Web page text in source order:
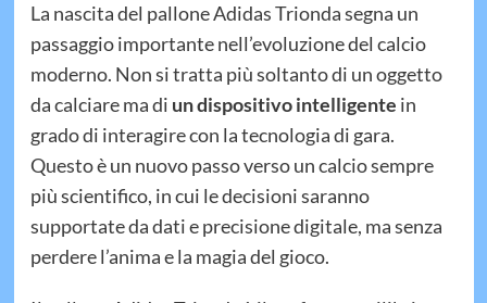
La nascita del pallone Adidas Trionda segna un
passaggio importante nell’evoluzione del calcio
moderno. Non si tratta più soltanto di un oggetto
da calciare ma di un dispositivo intelligente in
grado di interagire con la tecnologia di gara.
Questo è un nuovo passo verso un calcio sempre
più scientifico, in cui le decisioni saranno
supportate da dati e precisione digitale, ma senza
perdere l’anima e la magia del gioco.